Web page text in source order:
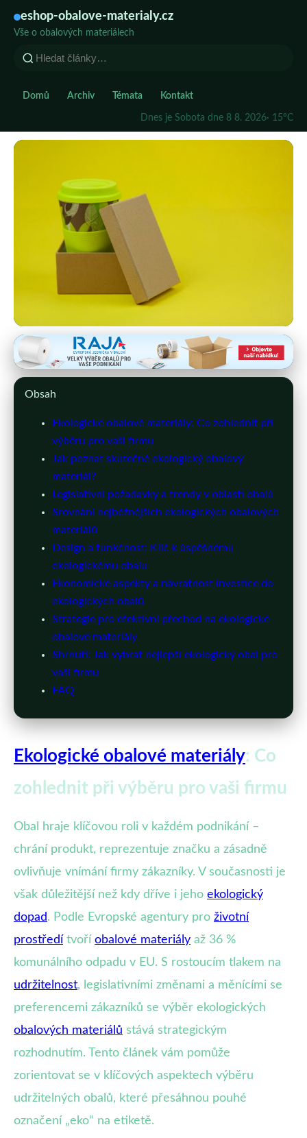
eshop-obalove-materialy.cz
Vše o obalových materiálech
Domů Archiv Témata Kontakt
Dnes je Sobota dne 8 8. 2026· 15°C
eshop-obalove-materialy.cz
Váš průvodce výběrem
8. 5. 2026 · 10 min čtení · Autor: Jan Blažek
Obsah
Ekologické obalové materiály: Co zohlednit při
výběru pro vaši firmu
Jak poznat skutečně ekologický obalový
materiál?
Legislativní požadavky a trendy v oblasti obalů
Srovnání nejběžnějších ekologických obalových
materiálů
Design a funkčnost: Klíč k úspěšnému
ekologickému obalu
Ekonomické aspekty a návratnost investice do
ekologických obalů
Strategie pro efektivní přechod na ekologické
obalové materiály
Shrnutí: Jak vybrat nejlepší ekologický obal pro
vaši firmu
FAQ
Ekologické obalové materiály: Co
zohlednit při výběru pro vaši firmu
Obal hraje klíčovou roli v každém podnikání –
chrání produkt, reprezentuje značku a zásadně
ovlivňuje vnímání firmy zákazníky. V současnosti je
však důležitější než kdy dříve i jeho ekologický
dopad. Podle Evropské agentury pro životní
prostředí tvoří obalové materiály až 36 %
komunálního odpadu v EU. S rostoucím tlakem na
udržitelnost, legislativními změnami a měnícími se
preferencemi zákazníků se výběr ekologických
obalových materiálů stává strategickým
rozhodnutím. Tento článek vám pomůže
zorientovat se v klíčových aspektech výběru
udržitelných obalů, které přesáhnou pouhé
označení „eko“ na etiketě.